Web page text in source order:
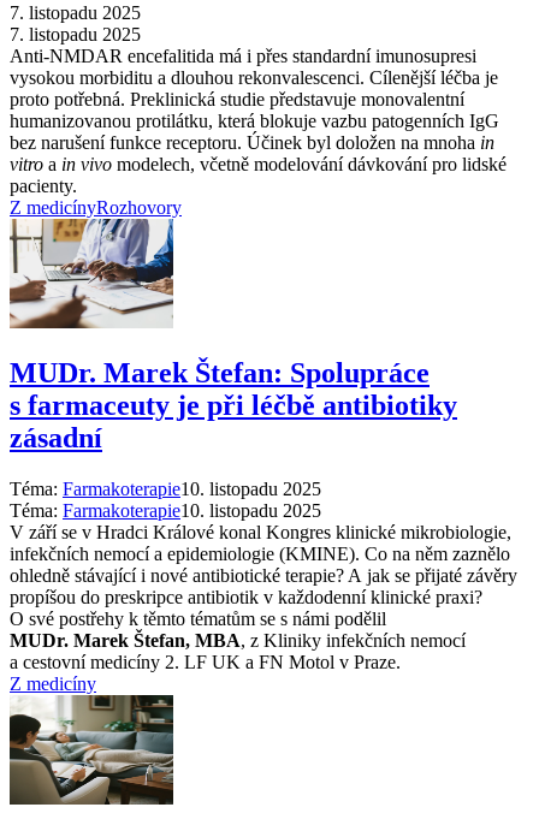
7. listopadu 2025
7. listopadu 2025
Anti-NMDAR encefalitida má i přes standardní imunosupresi
vysokou morbiditu a dlouhou rekonvalescenci. Cílenější léčba je
proto potřebná. Preklinická studie představuje monovalentní
humanizovanou protilátku, která blokuje vazbu patogenních IgG
bez narušení funkce receptoru. Účinek byl doložen na mnoha in
vitro a in vivo modelech, včetně modelování dávkování pro lidské
pacienty.
Z medicínyRozhovory
MUDr. Marek Štefan: Spolupráce
s farmaceuty je při léčbě antibiotiky
zásadní
Téma: Farmakoterapie10. listopadu 2025
Téma: Farmakoterapie10. listopadu 2025
V září se v Hradci Králové konal Kongres klinické mikrobiologie,
infekčních nemocí a epidemiologie (KMINE). Co na něm zaznělo
ohledně stávající i nové antibiotické terapie? A jak se přijaté závěry
propíšou do preskripce antibiotik v každodenní klinické praxi?
O své postřehy k těmto tématům se s námi podělil
MUDr. Marek Štefan, MBA, z Kliniky infekčních nemocí
a cestovní medicíny 2. LF UK a FN Motol v Praze.
Z medicíny